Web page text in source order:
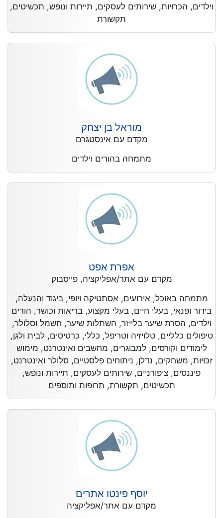
וילדים, הכרויות, שירותים לעסקים, תיירות ונופש, תכשיטים,
תקשורת
מוראל בן יצחק
מקדם עם אינסטגרם
מתמחה בהורים וילדים
אפרת אפט
מקדם עם אתר/אפליקציה, פייסבוק
מתמחה באוכל, אירועים, אסתטיקה ויופי, ביגוד והנעלה,
בידור ופנאי, בעלי חיים, בעלי מקצוע, בריאות וכושר, הורים
וילדים, הסרת שיער בלייזר, השתלות שיער, חשמל וסלולר,
טיפולים כלליים, טלויזיה וטריפל, כללי, כרטיסים, לבית ולגן,
לימודים וקורסים, למבוגרים, מחשבים ואינטרנט, מימוש
זכויות, משחקים, נדלן, ניתוחים פלסטיים, סלולר ואינטרנט,
פיננסים, ציפורניים, שירותים לעסקים, תיירות ונופש,
תכשיטים, תקשורת, תרופות ותוספים
יוסף פינטו אתרים
מקדם עם אתר/אפליקציה